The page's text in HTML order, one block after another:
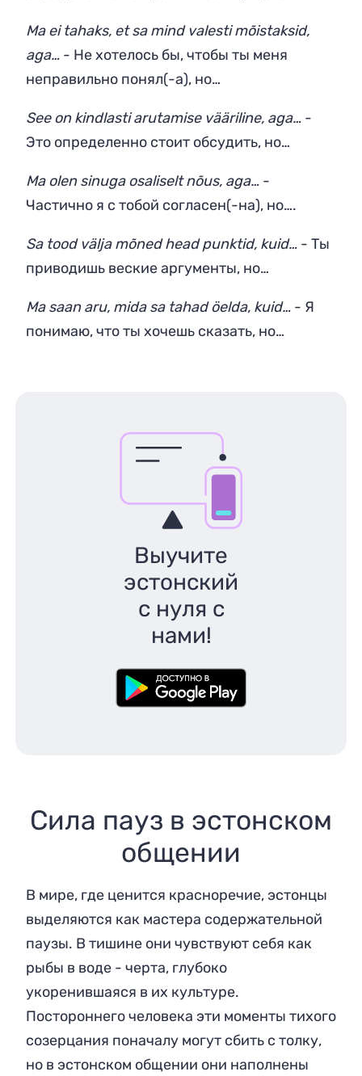
Ma ei tahaks, et sa mind valesti mõistaksid,
aga… - Не хотелось бы, чтобы ты меня
неправильно понял(-а), но…
See on kindlasti arutamise vääriline, aga… -
Это определенно стоит обсудить, но…
Ma olen sinuga osaliselt nõus, aga… -
Частично я с тобой согласен(-на), но….
Sa tood välja mõned head punktid, kuid… - Ты
приводишь веские аргументы, но…
Ma saan aru, mida sa tahad öelda, kuid… - Я
понимаю, что ты хочешь сказать, но…
Выучите
эстонский
с нуля с
нами!
Сила пауз в эстонском
общении
В мире, где ценится красноречие, эстонцы
выделяются как мастера содержательной
паузы. В тишине они чувствуют себя как
рыбы в воде - черта, глубоко
укоренившаяся в их культуре.
Постороннего человека эти моменты тихого
созерцания поначалу могут сбить с толку,
но в эстонском общении они наполнены